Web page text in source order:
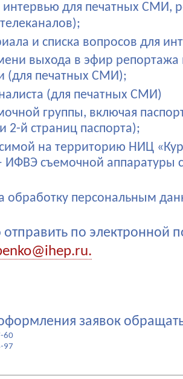
интервью для печатных СМИ,
и списка вопросов для
выхода в эфир
(для печатных СМИ);
(для печатных СМИ)
группы, включая
2-й страниц паспорта);
на территорию НИЦ
ИФВЭ съемочной аппаратуры
обработку персональным
по электронной
заявок
60
97